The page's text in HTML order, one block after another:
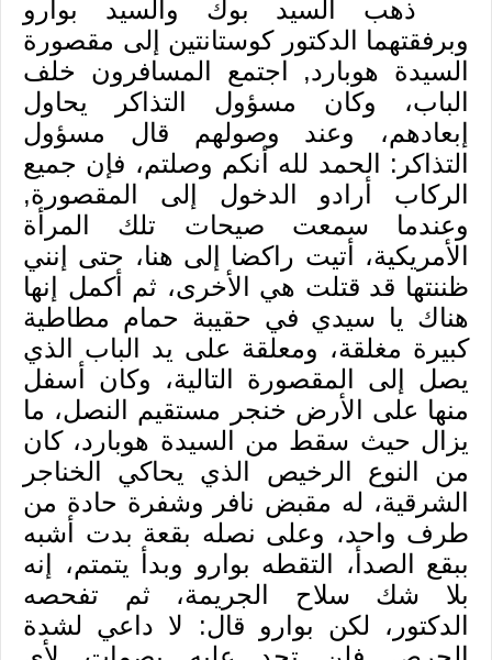
ذهب السيد بوك والسيد بوارو
وبرفقتهما الدكتور كوستانتين إلى مقصورة
السيدة هوبارد, اجتمع المسافرون خلف
الباب، وكان مسؤول التذاكر يحاول
إبعادهم، وعند وصولهم قال مسؤول
التذاكر: الحمد لله أنكم وصلتم، فإن جميع
الركاب أرادو الدخول إلى المقصورة,
وعندما سمعت صيحات تلك المرأة
الأمريكية، أتيت راكضا إلى هنا، حتى إنني
ظننتها قد قتلت هي الأخرى، ثم أكمل إنها
هناك يا سيدي في حقيبة حمام مطاطية
كبيرة مغلقة، ومعلقة على يد الباب الذي
يصل إلى المقصورة التالية، وكان أسفل
منها على الأرض خنجر مستقيم النصل، ما
يزال حيث سقط من السيدة هوبارد، كان
من النوع الرخيص الذي يحاكي الخناجر
الشرقية، له مقبض نافر وشفرة حادة من
طرف واحد، وعلى نصله بقعة بدت أشبه
ببقع الصدأ، التقطه بوارو وبدأ يتمتم، إنه
بلا شك سلاح الجريمة، ثم تفحصه
الدكتور، لكن بوارو قال: لا داعي لشدة